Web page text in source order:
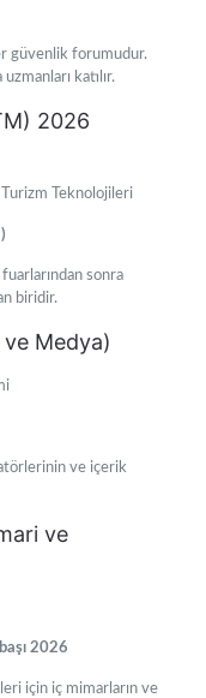
güvenlik forumudur.
katılır.
2026
Teknolojileri
sonra
biridir.
ve Medya)
ve içerik
ve
2026
için iç mimarların ve